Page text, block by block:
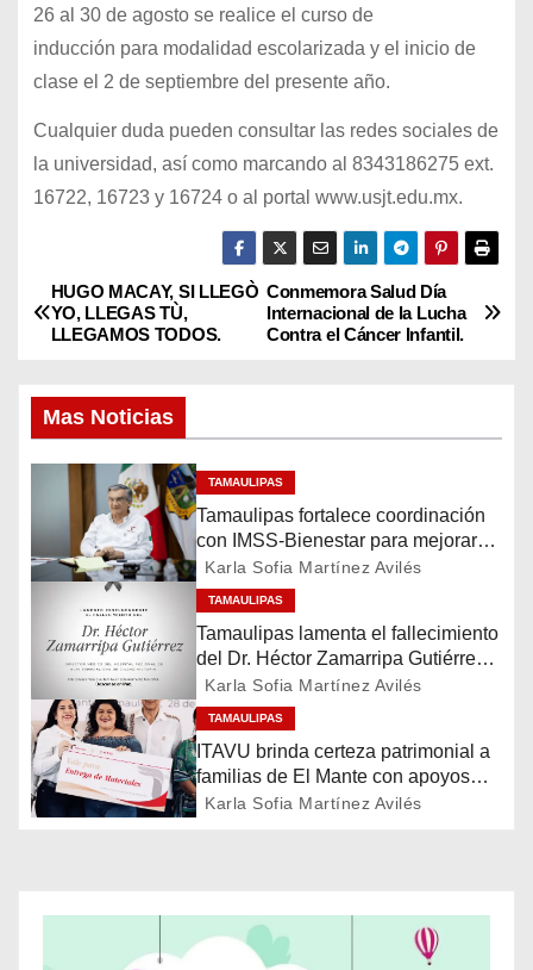
26 al 30 de agosto se realice el curso de
inducción para modalidad escolarizada y el inicio de
clase el 2 de septiembre del presente año.
Cualquier duda pueden consultar las redes sociales de
la universidad, así como marcando al 8343186275 ext.
16722, 16723 y 16724 o al portal www.usjt.edu.mx.
N
a
v
e
a
ó
n
d
e
Conmemora Salud Día
Internacional de la Lucha
Contra el Cáncer Infantil.
HUGO MACAY, SI LLEGÒ
YO, LLEGAS TÙ,
LLEGAMOS TODOS.
Mas Noticias
TAMAULIPAS
Tamaulipas fortalece coordinación
con IMSS-Bienestar para mejorar
servicios de salud
Karla Sofia Martínez Avilés
TAMAULIPAS
Tamaulipas lamenta el fallecimiento
del Dr. Héctor Zamarripa Gutiérrez,
destacado servidor de la salud
Karla Sofia Martínez Avilés
TAMAULIPAS
ITAVU brinda certeza patrimonial a
familias de El Mante con apoyos
para mejorar sus viviendas
Karla Sofia Martínez Avilés